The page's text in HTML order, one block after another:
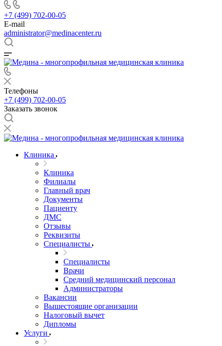
+7 (499) 702-00-05
E-mail
administrator@medinacenter.ru
Телефоны
+7 (499) 702-00-05
Заказать звонок
Клиника
Клиника
Филиалы
Главный врач
Документы
Пациенту
ДМС
Отзывы
Реквизиты
Специалисты
Специалисты
Врачи
Средний медицинский персонал
Администраторы
Вакансии
Вышестоящие организации
Налоговый вычет
Дипломы
Услуги